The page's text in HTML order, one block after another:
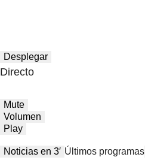
Desplegar
Directo
Mute
Volumen
Play
Noticias en 3′ Últimos programas